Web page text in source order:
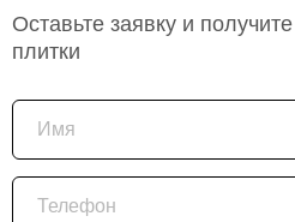
Оставьте заявку и
плитки
Имя
Телефон